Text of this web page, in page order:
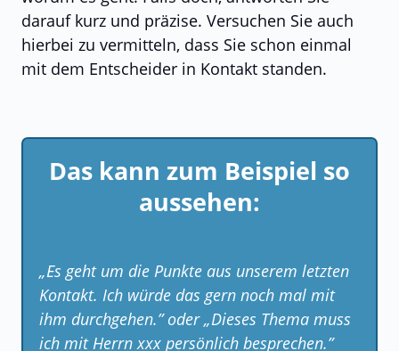
darauf kurz und präzise. Versuchen Sie auch
hierbei zu vermitteln, dass Sie schon einmal
mit dem Entscheider in Kontakt standen.
Das kann zum Beispiel so
aussehen:
„Es geht um die Punkte aus unserem letzten
Kontakt. Ich würde das gern noch mal mit
ihm durchgehen.” oder „Dieses Thema muss
ich mit Herrn xxx persönlich besprechen.”